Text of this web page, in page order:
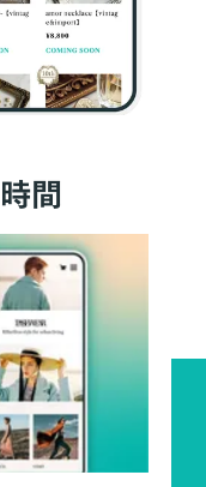
由
間